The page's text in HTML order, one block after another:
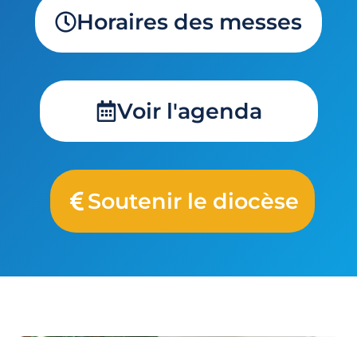
Horaires des messes
Voir l'agenda
Soutenir le diocèse